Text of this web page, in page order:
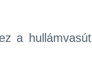
a hullámvasút